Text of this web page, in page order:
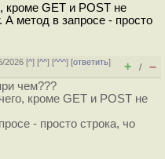
кроме GET и POST не
А метод в запросе - просто
2026 [^] [^^] [^^^] [ответить]
+ / –
чем???
кроме GET и POST не
- просто строка, чо